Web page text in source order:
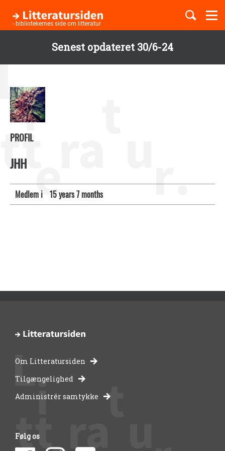
Senest opdateret 30/6-24
hovedindhold
- bibliotekernes side om litteratur
Børnebøger
PROFIL
JHH
Medlem i 15 years 7 months
-
bibliotekernes
side
Om Litteratursiden
Tilgængelighed
Administrér samtykke
Følg os